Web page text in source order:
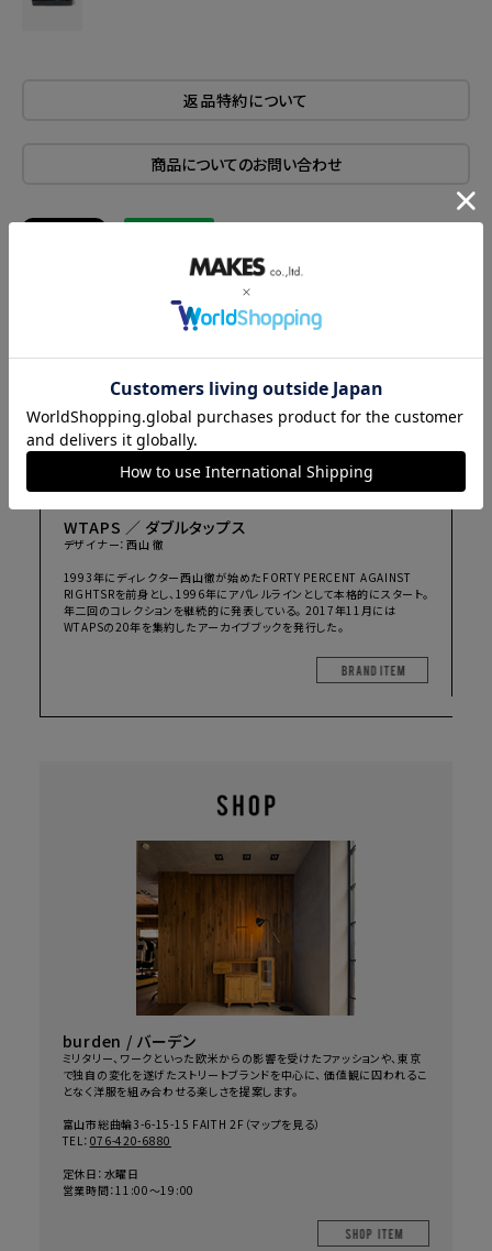
返品特約について
商品についてのお問い合わせ
WTAPS ／ ダブルタップス
デザイナー：西山 徹
1993年にディレクター西山徹が始めたFORTY PERCENT AGAINST
RIGHTSRを前身とし、1996年にアパレルラインとして本格的にスタート。
年二回のコレクションを継続的に発表している。 2017年11月には
WTAPSの20年を集約したアーカイブブックを発行した。
burden / バーデン
ミリタリー、ワークといった欧米からの影響を受けたファッションや、東京
で独自の変化を遂げたストリートブランドを中心に、 価値観に囚われるこ
となく洋服を組み合わせる楽しさを提案します。
富山市総曲輪3-6-15-15 FAITH 2F（マップを見る）
TEL： 076-420-6880
定休日：水曜日
営業時間：11:00～19:00